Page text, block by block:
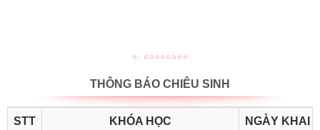
THÔNG BÁO CHIÊU SINH
STT KHÓA HỌC NGÀY KHAI